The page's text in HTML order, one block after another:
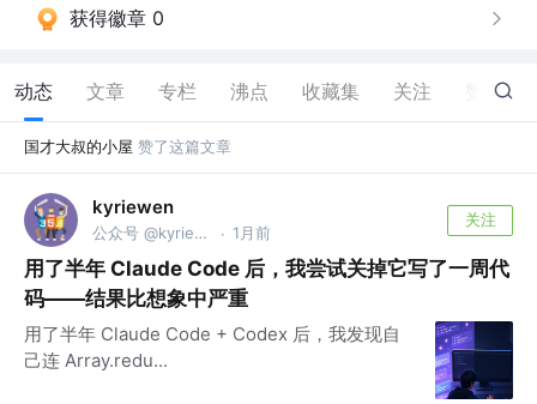
获得徽章 0
动态 文章 专栏 沸点 收藏集 关注 2.7K
国才大叔的小屋 赞了这篇文章
kyriewen
公众号 @kyriewen11 · 1月前
关注
用了半年 Claude Code 后，我尝试关掉它写了一周代
码——结果比想象中严重
用了半年 Claude Code + Codex 后，我发现自
己连 Array.redu...